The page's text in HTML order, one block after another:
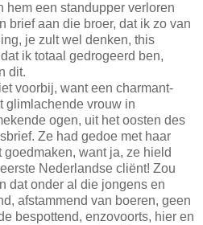
hem een standupper verloren
brief aan die broer, dat ik zo van
je zult wel denken, this
ik totaal gedrogeerd ben,
dit.
voorbij, want een charmant-
glimlachende vrouw in
ogen, uit het oosten des
Ze had gedoe met haar
want ja, ze hield
Nederlandse cliënt! Zou
dat onder al die jongens en
afstammend van boeren, geen
bespottend, enzovoorts, hier en